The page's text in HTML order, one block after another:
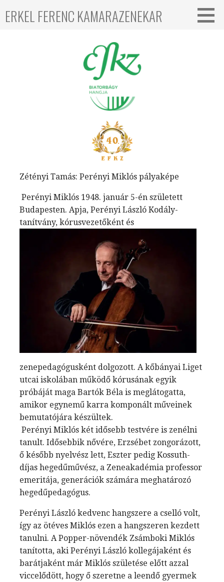
ERKEL FERENC KAMARAZENEKAR
Zétényi Tamás: Perényi Miklós pályaképe
Perényi Miklós 1948. január 5-én született
Budapesten. Apja, Perényi László Kodály-
tanítvány, kórusvezetőként és
zenepedagógusként dolgozott. A kőbányai Liget
utcai iskolában működő kórusának egyik
próbáját maga Bartók Béla is meglátogatta,
amikor egynemű karra komponált műveinek
bemutatójára készültek.
Perényi Miklós két idősebb testvére is zenélni
tanult. Idősebbik nővére, Erzsébet zongorázott,
ő később nyelvész lett, Eszter pedig Kossuth-
díjas hegedűművész, a Zeneakadémia professor
emeritája, generációk számára meghatározó
hegedűpedagógus.
Perényi László kedvenc hangszere a cselló volt,
így az ötéves Miklós ezen a hangszeren kezdett
tanulni. A Popper-növendék Zsámboki Miklós
tanította, aki Perényi László kollegájaként és
barátjaként már Miklós születése előtt azzal
viccelődött, hogy ő szeretne a leendő gyermek